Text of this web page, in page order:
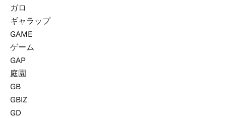
ガロ
ギャラップ
GAME
ゲーム
GAP
庭園
GB
GBIZ
GD